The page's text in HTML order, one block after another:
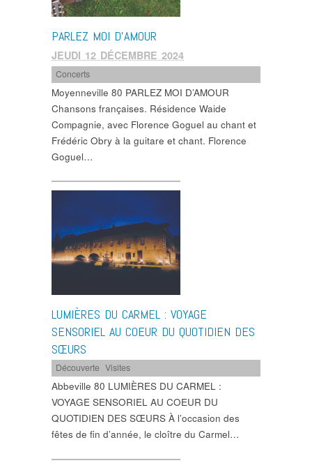
PARLEZ MOI D’AMOUR
JEUDI 12 DÉCEMBRE 2024
Concerts
Moyenneville 80 PARLEZ MOI D’AMOUR
Chansons françaises. Résidence Waide
Compagnie, avec Florence Goguel au chant et
Frédéric Obry à la guitare et chant. Florence
Goguel…
LUMIÈRES DU CARMEL : VOYAGE
SENSORIEL AU COEUR DU QUOTIDIEN DES
SŒURS
Découverte ,Visites
Abbeville 80 LUMIÈRES DU CARMEL :
VOYAGE SENSORIEL AU COEUR DU
QUOTIDIEN DES SŒURS À l’occasion des
fêtes de fin d’année, le cloître du Carmel…